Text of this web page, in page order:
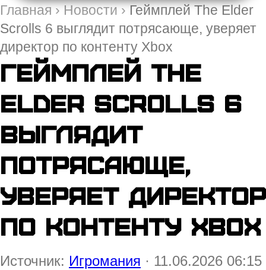
Главная›Новости›Геймплей The Elder
Scrolls 6 выглядит потрясающе, уверяет
директор по контенту Xbox
Геймплей The
Elder Scrolls 6
выглядит
потрясающе,
уверяет директор
по контенту Xbox
Источник: Игромания · 11.06.2026 06:15